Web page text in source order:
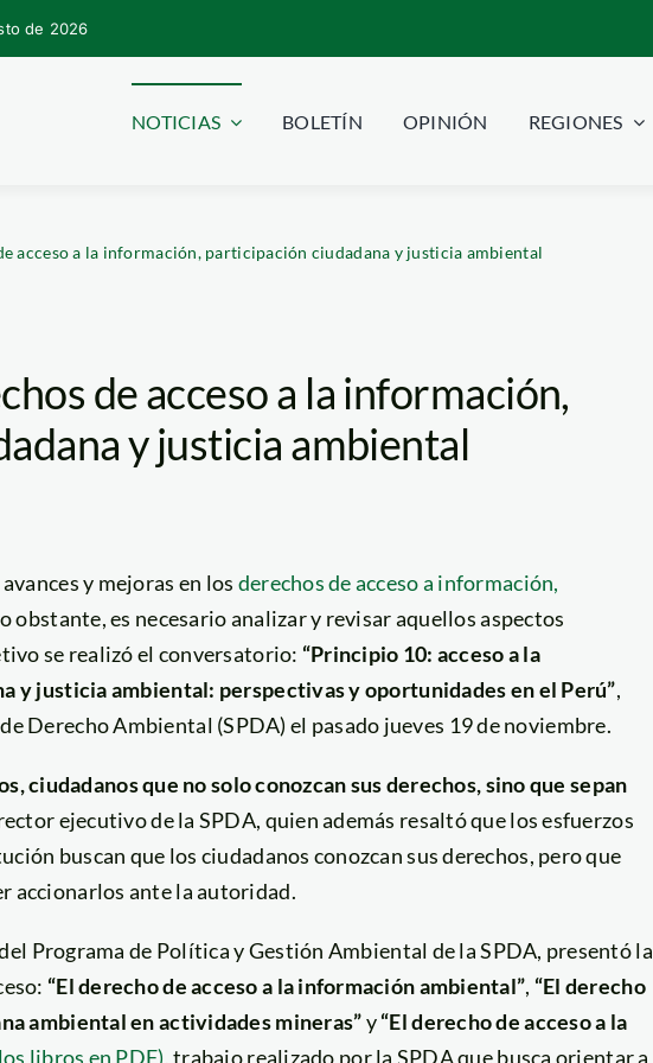
de 2026
NOTICIAS BOLETÍN OPINIÓN REGIONES
acceso a la información, participación ciudadana y justicia ambiental
de acceso a la información,
y justicia ambiental
y mejoras en los derechos de acceso a información,
obstante, es necesario analizar y revisar aquellos aspectos
se realizó el conversatorio: “Principio 10: acceso a la
y justicia ambiental: perspectivas y oportunidades en el Perú”,
Derecho Ambiental (SPDA) el pasado jueves 19 de noviembre.
ciudadanos que no solo conozcan sus derechos, sino que sepan
ejecutivo de la SPDA, quien además resaltó que los esfuerzos
buscan que los ciudadanos conozcan sus derechos, pero que
accionarlos ante la autoridad.
Programa de Política y Gestión Ambiental de la SPDA, presentó la
“El derecho de acceso a la información ambiental”, “El derecho
ambiental en actividades mineras”y“El derecho de acceso a la
libros en PDF) , trabajo realizado por la SPDA que busca orientar a